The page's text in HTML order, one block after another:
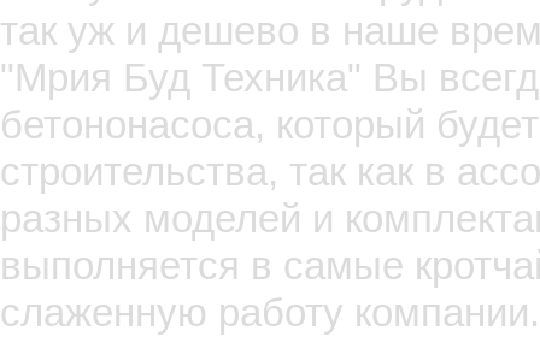
так уж и дешево в наше
"Мрия Буд Техника" Вы
бетононасоса, который
строительства, так как в
разных моделей и
выполняется в самые
слаженную работу